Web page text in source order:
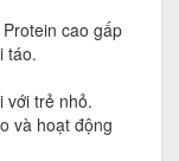
cao gấp
táo.
với trẻ nhỏ.
và hoạt động